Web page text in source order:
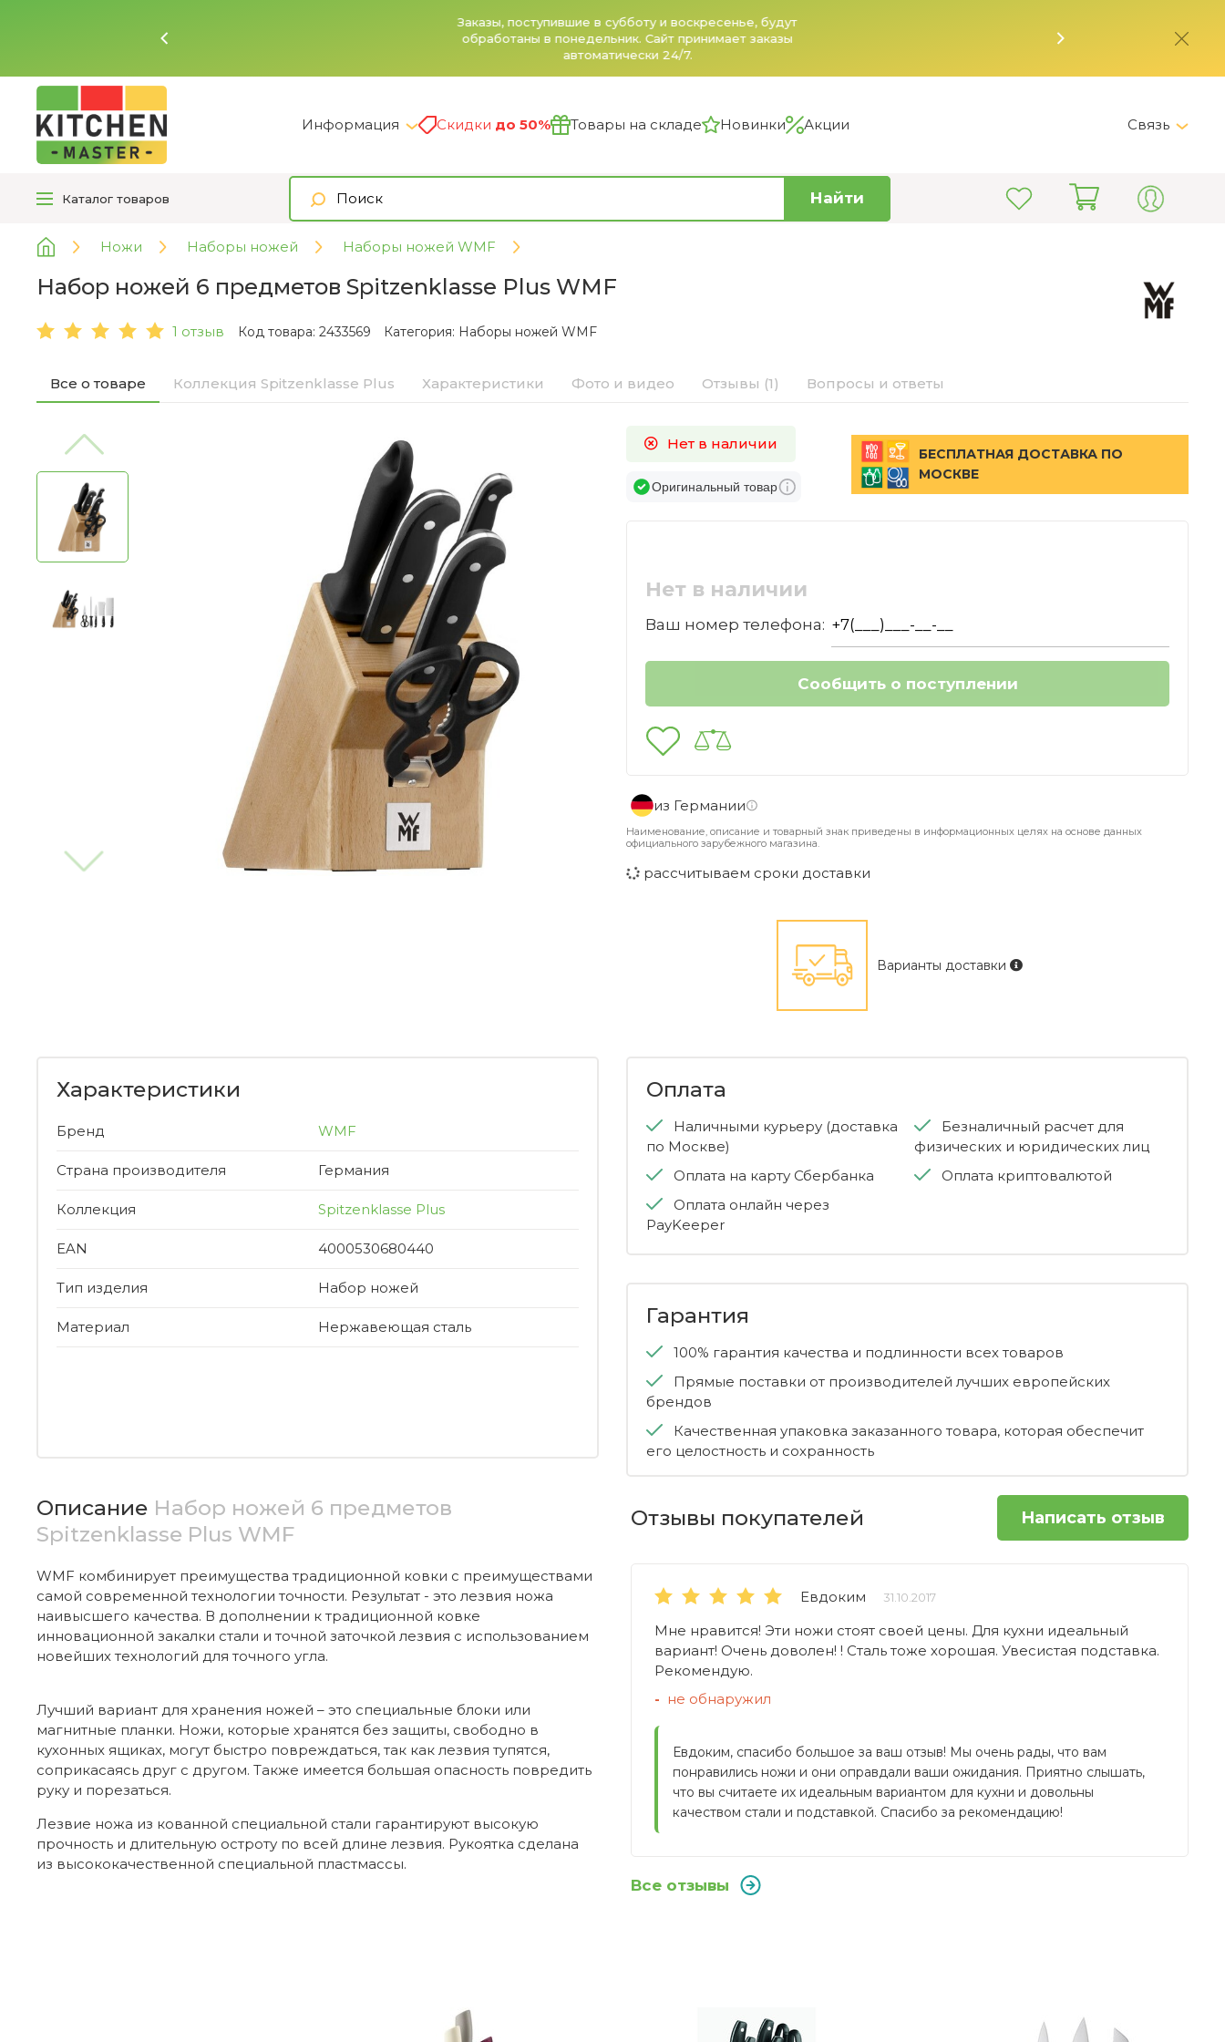
Заказы, поступившие в субботу и воскресенье, будут
обработаны в понедельник. Сайт принимает заказы
автоматически 24/7.
Информация Скидки до 50% Товары на складе Новинки Акции Связь
+7 (495) 150-82-28
Каталог товаров Найти
Ножи Наборы ножей Наборы ножей WMF
Набор ножей 6 предметов Spitzenklasse Plus WMF
1 отзыв Код товара: 2433569 Категория: Наборы ножей WMF
Все о товаре Коллекция Spitzenklasse Plus Характеристики Фото и видео Отзывы (1) Вопросы и ответы
Нет в наличии
Оригинальный товар
БЕСПЛАТНАЯ ДОСТАВКА ПО
МОСКВЕ
Нет в наличии
Ваш номер телефона:
из Германии
Наименование, описание и товарный знак приведены в информационных целях на основе данных
официального зарубежного магазина.
рассчитываем сроки доставки
Варианты доставки
Характеристики
Бренд WMF
Страна производителя Германия
Коллекция Spitzenklasse Plus
EAN 4000530680440
Тип изделия Набор ножей
Материал Нержавеющая сталь
Оплата
Наличными курьеру (доставка
по Москве)
Оплата на карту Сбербанка
Оплата онлайн через
PayKeeper
Безналичный расчет для
физических и юридических лиц
Оплата криптовалютой
Гарантия
100% гарантия качества и подлинности всех товаров
Прямые поставки от производителей лучших европейских
брендов
Качественная упаковка заказанного товара, которая обеспечит
его целостность и сохранность
Описание Набор ножей 6 предметов
Spitzenklasse Plus WMF
WMF комбинирует преимущества традиционной ковки с преимуществами
самой современной технологии точности. Результат - это лезвия ножа
наивысшего качества. В дополнении к традиционной ковке
инновационной закалки стали и точной заточкой лезвия с использованием
новейших технологий для точного угла.
Лучший вариант для хранения ножей – это специальные блоки или
магнитные планки. Ножи, которые хранятся без защиты, свободно в
кухонных ящиках, могут быстро повреждаться, так как лезвия тупятся,
соприкасаясь друг с другом. Также имеется большая опасность повредить
руку и порезаться.
Лезвие ножа из кованной специальной стали гарантируют высокую
прочность и длительную остроту по всей длине лезвия. Рукоятка сделана
из высококачественной специальной пластмассы.
Отзывы покупателей Написать отзыв
Евдоким 31.10.2017
Мне нравится! Эти ножи стоят своей цены. Для кухни идеальный
вариант! Очень доволен! ! Сталь тоже хорошая. Увесистая подставка.
Рекомендую.
не обнаружил
Евдоким, спасибо большое за ваш отзыв! Мы очень рады, что вам
понравились ножи и они оправдали ваши ожидания. Приятно слышать,
что вы считаете их идеальным вариантом для кухни и довольны
качеством стали и подставкой. Спасибо за рекомендацию!
Все отзывы
Spitzenklasse Plus